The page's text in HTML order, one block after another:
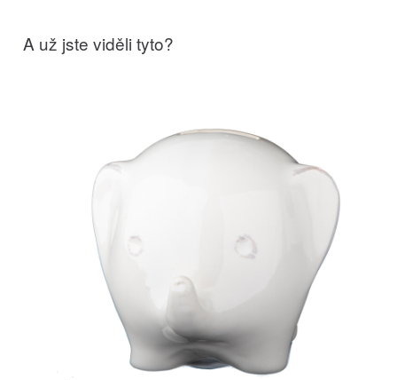
A už jste viděli tyto?